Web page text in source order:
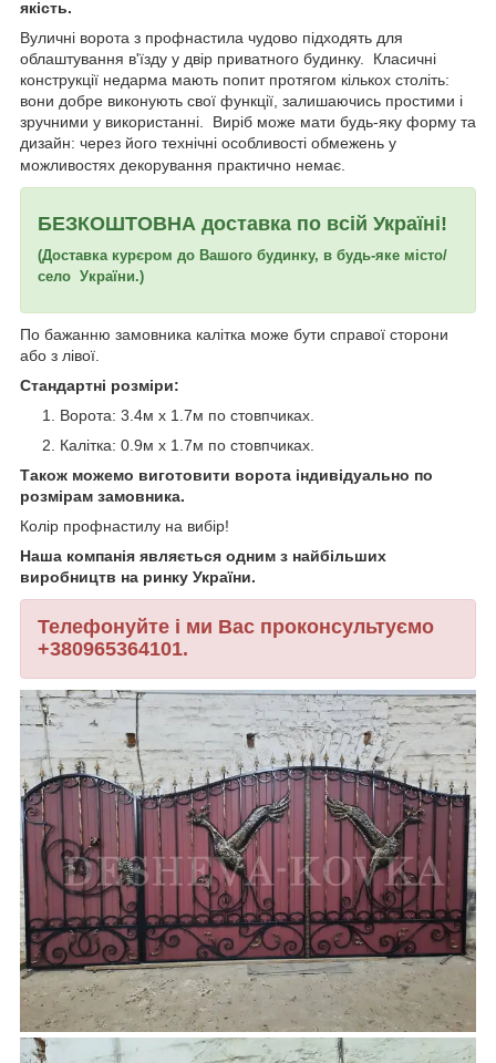
якість.
Вуличні ворота з профнастила чудово підходять для
облаштування в'їзду у двір приватного будинку. Класичні
конструкції недарма мають попит протягом кількох століть:
вони добре виконують свої функції, залишаючись простими і
зручними у використанні. Виріб може мати будь-яку форму та
дизайн: через його технічні особливості обмежень у
можливостях декорування практично немає.
БЕЗКОШТОВНА доставка по всій Україні!
(Доставка курєром до Вашого будинку, в будь-яке місто/
село України.)
По бажанню замовника калітка може бути справої сторони
або з лівої.
Стандартні розміри:
Ворота: 3.4м х 1.7м по стовпчиках.
Калітка: 0.9м х 1.7м по стовпчиках.
Також можемо виготовити ворота індивідуально по
розмірам замовника.
Колір профнастилу на вибір!
Наша компанія являється одним з найбільших
виробництв на ринку України.
Телефонуйте і ми Вас проконсультуємо
+380965364101.